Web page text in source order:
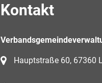
Kontakt
Hauptstraße 60, 67360